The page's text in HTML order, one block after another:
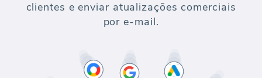
clientes e enviar atualizações comerciais
por e-mail.